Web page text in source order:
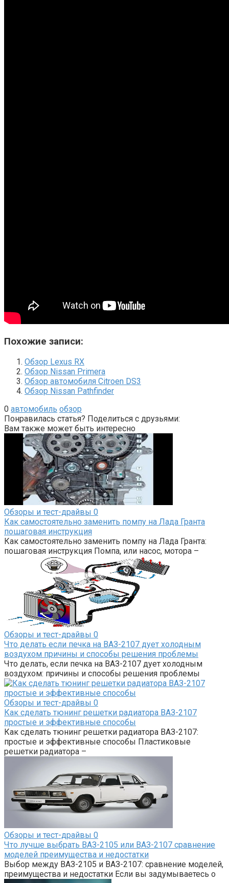
Похожие записи:
Обзор Lexus RX
Обзор Nissan Primera
Обзор автомобиля Citroen DS3
Обзор Nissan Pathfinder
0 автомобиль обзор
Понравилась статья? Поделиться с друзьями:
Вам также может быть интересно
Обзоры и тест-драйвы 0
Как самостоятельно заменить помпу на Лада Гранта
пошаговая инструкция
Как самостоятельно заменить помпу на Лада Гранта:
пошаговая инструкция Помпа, или насос, мотора –
Обзоры и тест-драйвы 0
Что делать если печка на ВАЗ-2107 дует холодным
воздухом причины и способы решения проблемы
Что делать, если печка на ВАЗ-2107 дует холодным
воздухом: причины и способы решения проблемы
Обзоры и тест-драйвы 0
Как сделать тюнинг решетки радиатора ВАЗ-2107
простые и эффективные способы
Как сделать тюнинг решетки радиатора ВАЗ-2107:
простые и эффективные способы Пластиковые
решетки радиатора –
Обзоры и тест-драйвы 0
Что лучше выбрать ВАЗ-2105 или ВАЗ-2107 сравнение
моделей преимущества и недостатки
Выбор между ВАЗ-2105 и ВАЗ-2107: сравнение моделей,
преимущества и недостатки Если вы задумываетесь о